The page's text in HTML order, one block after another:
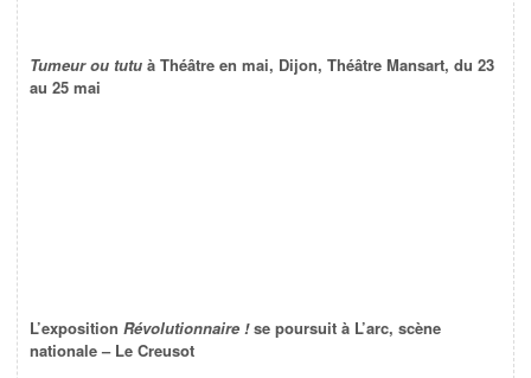
Tumeur ou tutu à Théâtre en mai, Dijon, Théâtre Mansart, du 23
au 25 mai
L’exposition Révolutionnaire !se poursuit à L’arc, scène
nationale – Le Creusot